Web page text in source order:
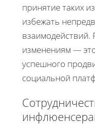
принятие таких
избежать
взаимодействий.
изменениям —
успешного
социальной